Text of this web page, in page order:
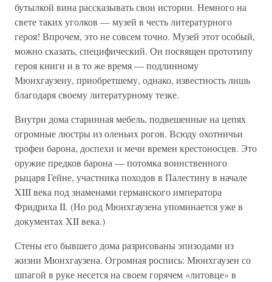
бутылкой вина рассказывать свои истории. Немного на
свете таких уголков — музей в честь литературного
героя! Впрочем, это не совсем точно. Музей этот особый,
можно сказать, специфический. Он посвящен прототипу
героя книги и в то же время — подлинному
Мюнхгаузену, приобретшему, однако, известность лишь
благодаря своему литературному тезке.
Внутри дома старинная мебель, подвешенные на цепях
огромные люстры из оленьих рогов. Всюду охотничьи
трофеи барона, доспехи и мечи времен крестоносцев. Это
оружие предков барона — потомка воинственного
рыцаря Гейне, участника походов в Палестину в начале
XIII века под знаменами германского императора
Фридриха II. (Но род Мюнхгаузена упоминается уже в
документах XII века.)
Стены его бывшего дома разрисованы эпизодами из
жизни Мюнхгаузена. Огромная роспись: Мюнхгаузен со
шпагой в руке несется на своем горячем «литовце» в